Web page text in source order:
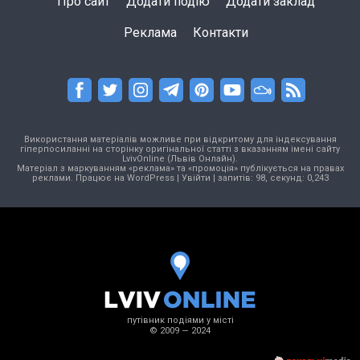
Реклама Контакти
Використання матеріалів можливе при відкритому для індексування
гіперпосиланні на сторінку оригінальної статті з вказанням імені сайту
LvivOnline (Львів Онлайн).
Матеріал з маркуванням «реклама» та «промоція» публікується на правах
реклами. Працює на WordPress| Увійти | запитів: 98, секунд: 0,243
путівник подіями у місті
© 2009 — 2024